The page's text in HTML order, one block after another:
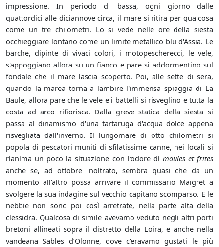
impressione. In periodo di bassa, ogni giorno dalle
quattordici alle diciannove circa, il mare si ritira per qualcosa
come un tre chilometri. Lo si vede nelle ore della siesta
occhieggiare lontano come un limite metallico blu d'Assia. Le
barche, dipinte di vivaci colori, i motopescherecci, le vele,
s'appoggiano allora su un fianco e pare si addormentino sul
fondale che il mare lascia scoperto. Poi, alle sette di sera,
quando la marea torna a lambire l'immensa spiaggia di La
Baule, allora pare che le vele e i battelli si risveglino e tutta la
costa ad arco rifiorisca. Dalla greve statica della siesta si
passa al dinamismo d'una tartaruga d'acqua dolce appena
risvegliata dall'inverno. Il lungomare di otto chilometri si
popola di pescatori muniti di sfilatissime canne, nei locali si
rianima un poco la situazione con l'odore di moules et frites
anche se, ad ottobre inoltrato, sembra quasi che da un
momento all'altro possa arrivare il commissario Maigret a
svolgere la sua indagine sul vecchio capitano scomparso. E le
nebbie non sono poi così arretrate, nella parte alta della
clessidra. Qualcosa di simile avevamo veduto negli altri porti
bretoni allineati sopra il distretto della Loira, e anche nella
vandeana Sables d’Olonne, dove c'eravamo gustati le più